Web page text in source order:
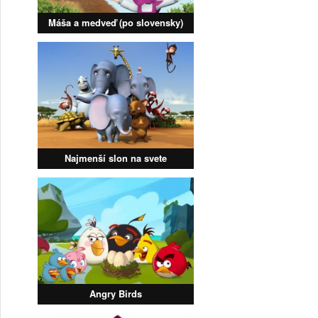
Máša a medveď (po slovensky)
Najmenší slon na svete
Angry Birds